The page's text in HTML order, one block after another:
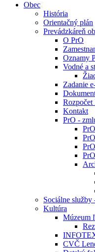
Obec
História
Orientačný plán
Prevádzkáreň
O PrO
Oznamy
Vodné a
Zadanie
Rozpočet
Kontakt
PrO -
Sociálne služby
Kultúra
Múzeum
CVČ